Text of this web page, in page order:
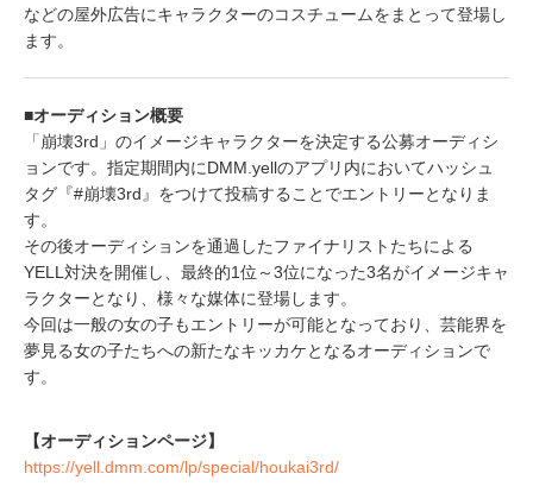
などの屋外広告にキャラクターのコスチュームをまとって登場し
ます。
■オーディション概要
「崩壊3rd」のイメージキャラクターを決定する公募オーディシ
ョンです。指定期間内にDMM.yellのアプリ内においてハッシュ
タグ『#崩壊3rd』をつけて投稿することでエントリーとなりま
す。
その後オーディションを通過したファイナリストたちによる
YELL対決を開催し、最終的1位～3位になった3名がイメージキャ
ラクターとなり、様々な媒体に登場します。
今回は一般の女の子もエントリーが可能となっており、芸能界を
夢見る女の子たちへの新たなキッカケとなるオーディションで
す。
【オーディションページ】
https://yell.dmm.com/lp/special/houkai3rd/